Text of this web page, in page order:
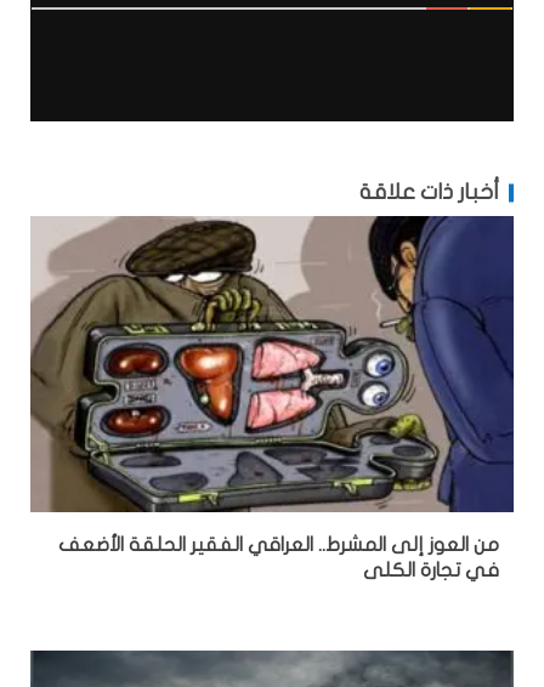
أخبار ذات علاقة
من العوز إلى المشرط.. العراقي الفقير الحلقة الأضعف
في تجارة الكلى